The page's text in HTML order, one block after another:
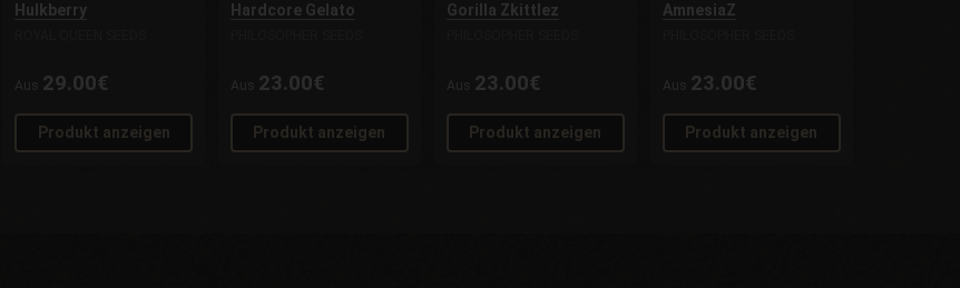
Hulkberry
Aus 29.00€
Produkt anzeigen
Hardcore Gelato
Aus 23.00€
Produkt anzeigen
Gorilla Zkittlez
Aus 23.00€
Produkt anzeigen
AmnesiaZ
Aus 23.00€
Produkt anzeigen